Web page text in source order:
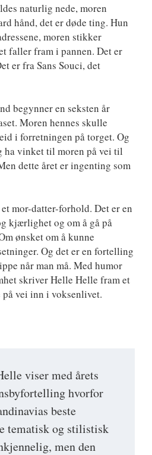
viser med årets
hvorfor
beste
tematisk og stilistisk
men den
naturlig nede, moren
hånd, det er døde ting. Hun
moren stikker
faller fram i pannen. Det er
er fra Sans Souci, det
begynner en seksten år
Moren hennes skulle
i forretningen på torget. Og
ha vinket til moren på vei til
dette året er ingenting som
mor-datter-forhold. Det er en
kjærlighet og om å gå på
ønsket om å kunne
Og det er en fortelling
når man må. Med humor
skriver Helle Helle fram et
vei inn i voksenlivet.